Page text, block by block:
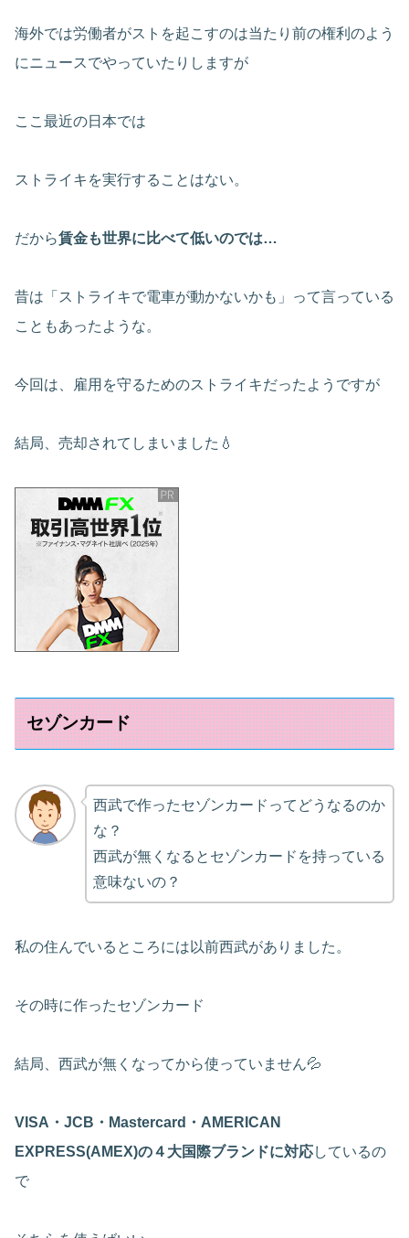
海外では労働者がストを起こすのは当たり前の権利のよう
にニュースでやっていたりしますが
ここ最近の日本では
ストライキを実行することはない。
だから賃金も世界に比べて低いのでは…
昔は「ストライキで電車が動かないかも」って言っている
こともあったような。
今回は、雇用を守るためのストライキだったようですが
結局、売却されてしまいました💧
セゾンカード
西武で作ったセゾンカードってどうなるのか
な？
西武が無くなるとセゾンカードを持っている
意味ないの？
私の住んでいるところには以前西武がありました。
その時に作ったセゾンカード
結局、西武が無くなってから使っていません💦
VISA・JCB・Mastercard・AMERICAN
EXPRESS(AMEX)の４大国際ブランドに対応しているの
で